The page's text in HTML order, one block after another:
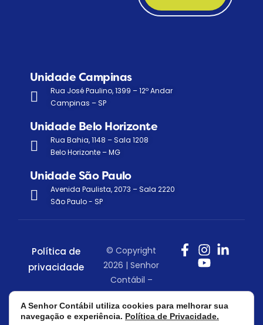
Unidade Campinas
Rua José Paulino, 1399 – 12º Andar
Campinas – SP
Unidade Belo Horizonte
Rua Bahia, 1148 – Sala 1208
Belo Horizonte – MG
Unidade São Paulo
Avenida Paulista, 2073 – Sala 2220
São Paulo - SP
Política de
privacidade
© Copyright
2026 | Senhor
Contábil –
Todos os
direitos
A Senhor Contábil utiliza cookies para melhorar sua
navegação e experiência. Política de Privacidade.